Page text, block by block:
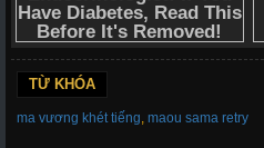
TỪ KHÓA
ma vương khét tiếng maou sama retry